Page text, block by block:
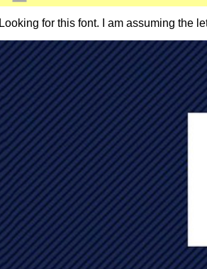
Looking for this font. I am assuming the